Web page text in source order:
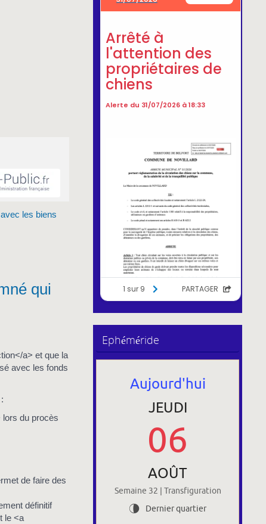
les biens
qui
a> et que la
avec les fonds
du procès
de faire des
définitif
le <a
Ephéméride
Aujourd'hui
JEUDI
06
AOÛT
Semaine 32 | Transfiguration
U Dernier quartier